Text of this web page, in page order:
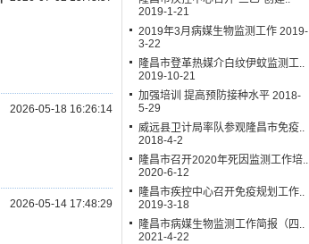
2026-05-18 16:26:14
2026-05-14 17:48:29
2019-1-21
2019年3月病媒生物监测工作 2019-
3-22
隆昌市登革热媒介白纹伊蚊监测工..
2019-10-21
加强培训 提高预防接种水平 2018-
5-29
威远县卫计局率队参观隆昌市免疫..
2018-4-2
隆昌市召开2020年死因监测工作培..
2020-6-12
隆昌市疾控中心召开免疫规划工作..
2019-3-18
隆昌市病媒生物监测工作简报（四..
2021-4-22